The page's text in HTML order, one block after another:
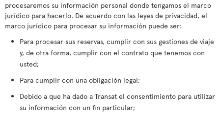
procesaremos su información personal donde tengamos el marco
jurídico para hacerlo. De acuerdo con las leyes de privacidad, el
marco jurídico para procesar su información puede ser:
Para procesar sus reservas, cumplir con sus gestiones de viaje
y, de otra forma, cumplir con el contrato que tenemos con
usted;
Para cumplir con una obligación legal;
Debido a que ha dado a Transat el consentimiento para utilizar
su información con un fin particular;